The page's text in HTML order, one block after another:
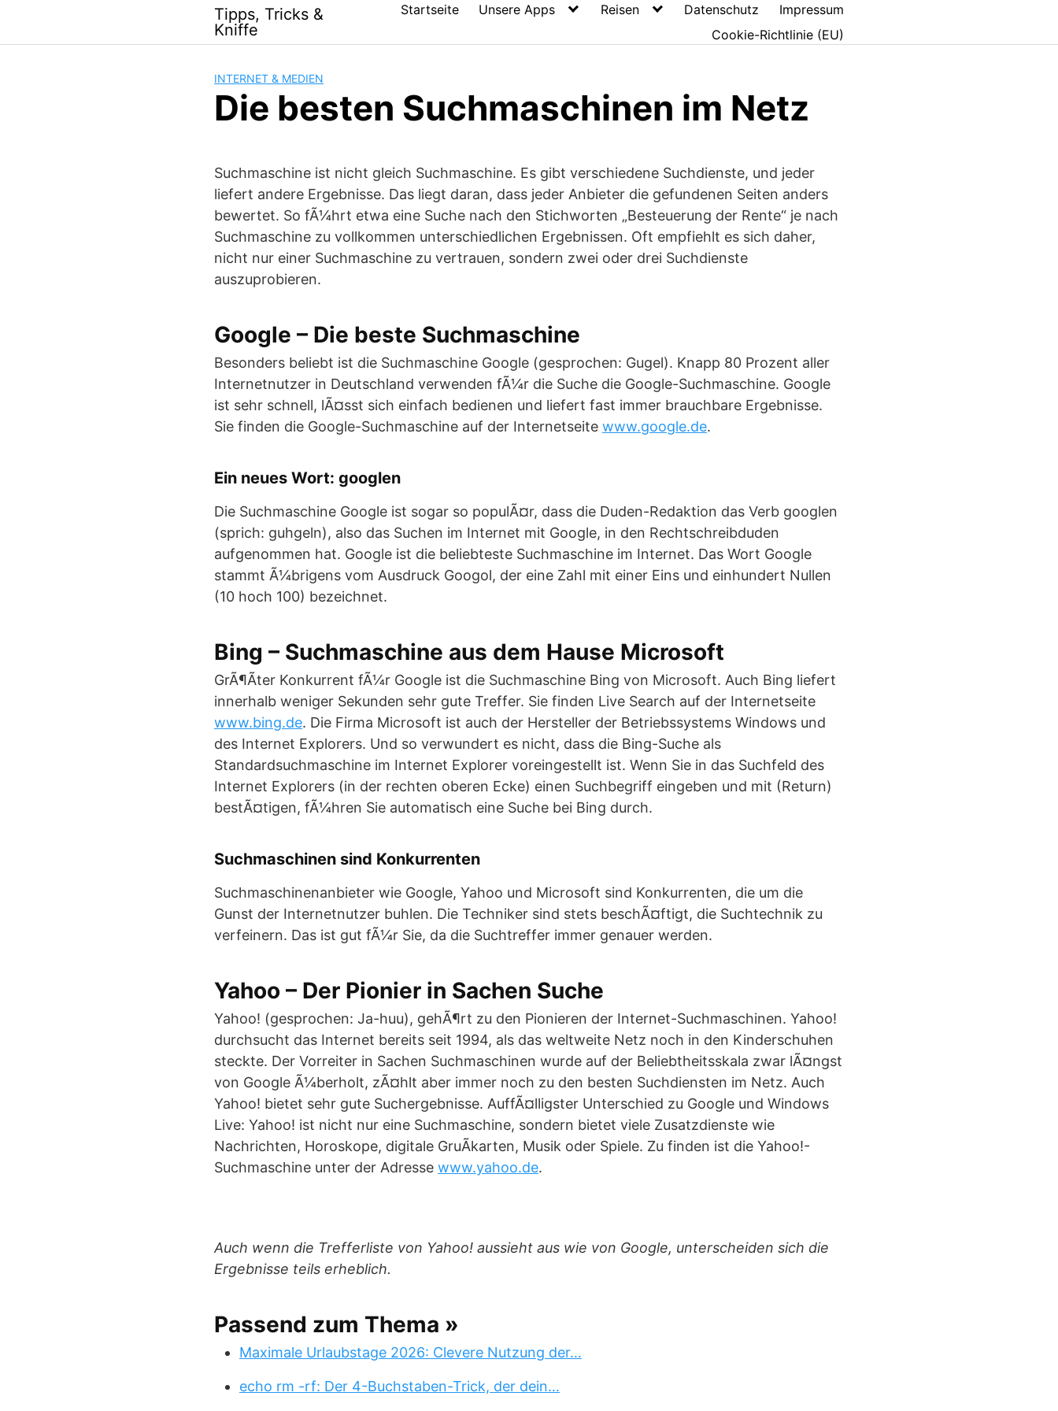
content
Tipps, Tricks &
Kniffe
Startseite Unsere Apps Reisen Datenschutz
Impressum
Cookie-Richtlinie (EU)
INTERNET & MEDIEN
Die besten Suchmaschinen im Netz
Suchmaschine ist nicht gleich Suchmaschine. Es gibt verschiedene Suchdienste, und jeder
liefert andere Ergebnisse. Das liegt daran, dass jeder Anbieter die gefundenen Seiten anders
bewertet. So fÃ¼hrt etwa eine Suche nach den Stichworten „Besteuerung der Rente“ je nach
Suchmaschine zu vollkommen unterschiedlichen Ergebnissen. Oft empfiehlt es sich daher,
nicht nur einer Suchmaschine zu vertrauen, sondern zwei oder drei Suchdienste
auszuprobieren.
Google – Die beste Suchmaschine
Besonders beliebt ist die Suchmaschine Google (gesprochen: Gugel). Knapp 80 Prozent aller
Internetnutzer in Deutschland verwenden fÃ¼r die Suche die Google-Suchmaschine. Google
ist sehr schnell, lÃ¤sst sich einfach bedienen und liefert fast immer brauchbare Ergebnisse.
Sie finden die Google-Suchmaschine auf der Internetseite www.google.de.
Ein neues Wort: googlen
Die Suchmaschine Google ist sogar so populÃ¤r, dass die Duden-Redaktion das Verb googlen
(sprich: guhgeln), also das Suchen im Internet mit Google, in den Rechtschreibduden
aufgenommen hat. Google ist die beliebteste Suchmaschine im Internet. Das Wort Google
stammt Ã¼brigens vom Ausdruck Googol, der eine Zahl mit einer Eins und einhundert Nullen
(10 hoch 100) bezeichnet.
Bing – Suchmaschine aus dem Hause Microsoft
GrÃ¶Ãter Konkurrent fÃ¼r Google ist die Suchmaschine Bing von Microsoft. Auch Bing liefert
innerhalb weniger Sekunden sehr gute Treffer. Sie finden Live Search auf der Internetseite
www.bing.de. Die Firma Microsoft ist auch der Hersteller der Betriebssystems Windows und
des Internet Explorers. Und so verwundert es nicht, dass die Bing-Suche als
Standardsuchmaschine im Internet Explorer voreingestellt ist. Wenn Sie in das Suchfeld des
Internet Explorers (in der rechten oberen Ecke) einen Suchbegriff eingeben und mit (Return)
bestÃ¤tigen, fÃ¼hren Sie automatisch eine Suche bei Bing durch.
Suchmaschinen sind Konkurrenten
Suchmaschinenanbieter wie Google, Yahoo und Microsoft sind Konkurrenten, die um die
Gunst der Internetnutzer buhlen. Die Techniker sind stets beschÃ¤ftigt, die Suchtechnik zu
verfeinern. Das ist gut fÃ¼r Sie, da die Suchtreffer immer genauer werden.
Yahoo – Der Pionier in Sachen Suche
Yahoo! (gesprochen: Ja-huu), gehÃ¶rt zu den Pionieren der Internet-Suchmaschinen. Yahoo!
durchsucht das Internet bereits seit 1994, als das weltweite Netz noch in den Kinderschuhen
steckte. Der Vorreiter in Sachen Suchmaschinen wurde auf der Beliebtheitsskala zwar lÃ¤ngst
von Google Ã¼berholt, zÃ¤hlt aber immer noch zu den besten Suchdiensten im Netz. Auch
Yahoo! bietet sehr gute Suchergebnisse. AuffÃ¤lligster Unterschied zu Google und Windows
Live: Yahoo! ist nicht nur eine Suchmaschine, sondern bietet viele Zusatzdienste wie
Nachrichten, Horoskope, digitale GruÃkarten, Musik oder Spiele. Zu finden ist die Yahoo!-
Suchmaschine unter der Adresse www.yahoo.de.
Auch wenn die Trefferliste von Yahoo! aussieht aus wie von Google, unterscheiden sich die
Ergebnisse teils erheblich.
Passend zum Thema »
Maximale Urlaubstage 2026: Clevere Nutzung der…
echo rm -rf: Der 4-Buchstaben-Trick, der dein…